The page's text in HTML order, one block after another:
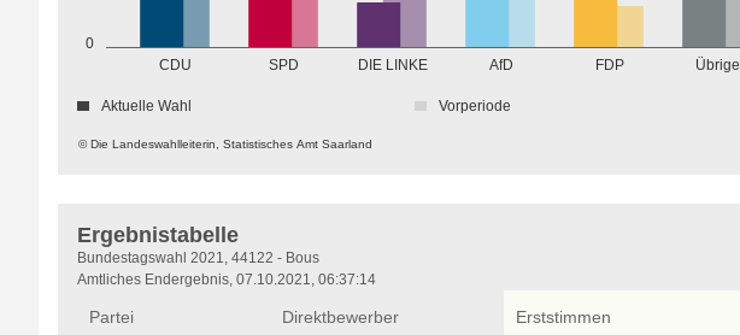
0
CDU SPD DIE LINKE AfD FDP Übrige
© Die Landeswahlleiterin, Statistisches Amt Saarland
Aktuelle Wahl Vorperiode
Ergebnistabelle
Ergebnistabelle
Bundestagswahl 2021, 44122 - Bous
Amtliches Endergebnis, 07.10.2021, 06:37:14
Partei Direktbewerber Erststimmen